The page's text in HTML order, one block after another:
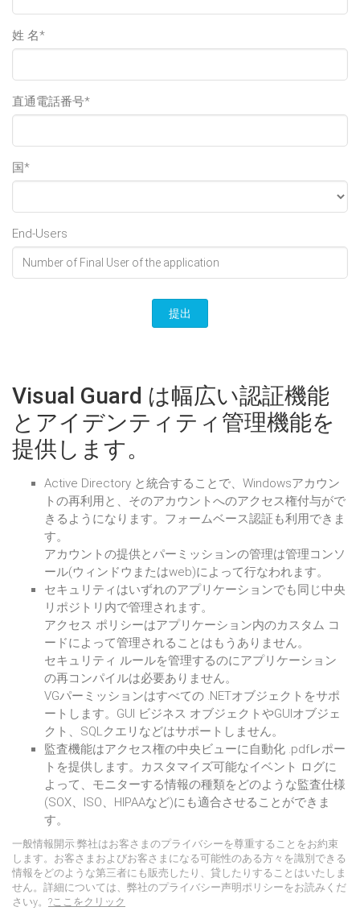
姓 名*
直通電話番号*
国*
End-Users
Visual Guard は幅広い認証機能
とアイデンティティ管理機能を
提供します。
Active Directory と統合することで、Windowsアカウン
トの再利用と、そのアカウントへのアクセス権付与がで
きるようになります。フォームベース認証も利用できま
す。
アカウントの提供とパーミッションの管理は管理コンソ
ール(ウィンドウまたはweb)によって行なわれます。
セキュリティはいずれのアプリケーションでも同じ中央
リポジトリ内で管理されます。
アクセス ポリシーはアプリケーション内のカスタム コ
ードによって管理されることはもうありません。
セキュリティ ルールを管理するのにアプリケーション
の再コンパイルは必要ありません。
VGパーミッションはすべての .NETオブジェクトをサポ
ートします。GUI ビジネス オブジェクトやGUIオブジェ
クト、SQLクエリなどはサポートしません。
監査機能はアクセス権の中央ビューに自動化 .pdfレポー
トを提供します。カスタマイズ可能なイベント ログに
よって、モニターする情報の種類をどのような監査仕様
(SOX、ISO、HIPAAなど)にも適合させることができま
す。
一般情報開示:弊社はお客さまのプライバシーを尊重することをお約束
します。お客さまおよびお客さまになる可能性のある方々を識別できる
情報をどのような第三者にも販売したり、貸したりすることはいたしま
せん。詳細については、弊社のプライバシー声明ポリシーをお読みくだ
さいy。 ?ここをクリック